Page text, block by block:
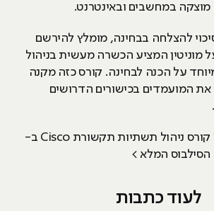
מוצקה במחשבים ובאינטרנט.
להצלחה בבחינה, מומלץ להירשם
מוניטין המציע הכשרה מעשית בניהול
על הכנה לבחינה. קורס כזה מקנה
המועמדים בכישורים הדרושים
לפרטים נוספים על קורס ניהול תשתיות תקשורת Cisco ב-
המלא >
לעוד כתבות